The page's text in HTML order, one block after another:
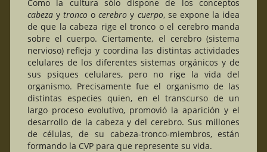
Como la cultura sólo dispone de los conceptos
cabezaytronco ocerebro y cuerpo, se expone la idea
de que la cabeza rige el tronco o el cerebro manda
sobre el cuerpo. Ciertamente, el cerebro (sistema
nervioso) refleja y coordina las distintas actividades
celulares de los diferentes sistemas orgánicos y de
sus psiques celulares, pero no rige la vida del
organismo. Precisamente fue el organismo de las
distintas especies quien, en el transcurso de un
largo proceso evolutivo, promovió la aparición y el
desarrollo de la cabeza y del cerebro. Sus millones
de células, de su cabeza-tronco-miembros, están
formando la CVP para que represente su vida.